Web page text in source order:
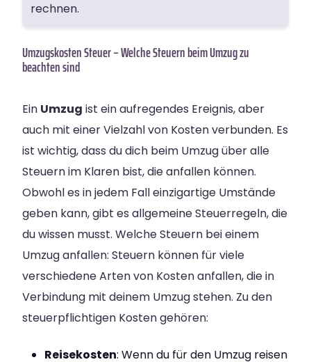
rechnen.
Umzugskosten Steuer – Welche Steuern beim Umzug zu
beachten sind
Ein Umzug ist ein aufregendes Ereignis, aber
auch mit einer Vielzahl von Kosten verbunden. Es
ist wichtig, dass du dich beim Umzug über alle
Steuern im Klaren bist, die anfallen können.
Obwohl es in jedem Fall einzigartige Umstände
geben kann, gibt es allgemeine Steuerregeln, die
du wissen musst. Welche Steuern bei einem
Umzug anfallen: Steuern können für viele
verschiedene Arten von Kosten anfallen, die in
Verbindung mit deinem Umzug stehen. Zu den
steuerpflichtigen Kosten gehören:
Reisekosten: Wenn du für den Umzug reisen